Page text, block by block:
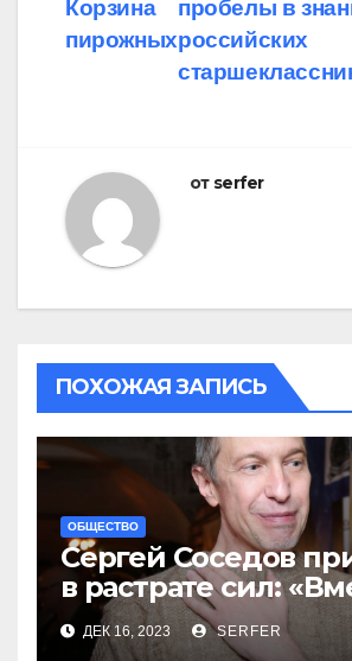
по
записям
пробелы в
российских
Корзина
пирожных
от serfer
ПОХОЖАЯ ЗАПИСЬ
ОБЩЕСТВО
Сергей Соседов
в растрате сил:
меня взяли
ДЕК 16, 2023 SERFER